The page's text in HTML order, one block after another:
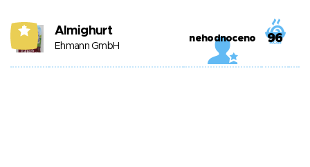
5 Almighurt
Ehmann GmbH
nehodnoceno 96